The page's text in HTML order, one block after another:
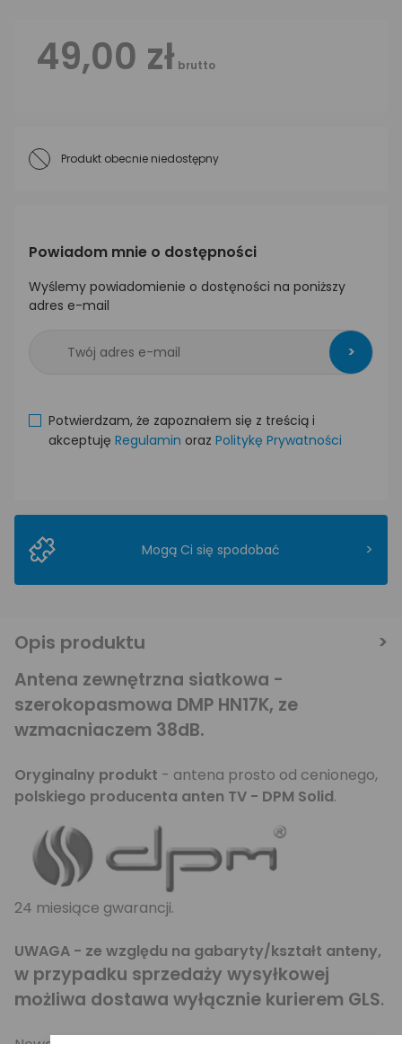
49,00 zł brutto
Produkt obecnie niedostępny
Powiadom mnie o dostępności
Wyślemy powiadomienie o dostęności na poniższy
adres e-mail
>
Potwierdzam, że zapoznałem się z treścią i
akceptuję Regulamin oraz Politykę Prywatności
Mogą Ci się spodobać >
Opis produktu
Antena zewnętrzna siatkowa -
szerokopasmowa DMP HN17K, ze
wzmacniaczem 38dB.
Oryginalny produkt - antena prosto od cenionego,
polskiego producenta anten TV - DPM Solid.
24 miesiące gwarancji.
UWAGA - ze względu na gabaryty/kształt anteny,
w przypadku sprzedaży wysyłkowej
możliwa dostawa wyłącznie kurierem GLS.